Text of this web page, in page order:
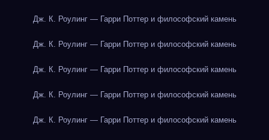
Дж. К. Роулинг — Гарри Поттер и философский камень
Дж. К. Роулинг — Гарри Поттер и философский камень
Дж. К. Роулинг — Гарри Поттер и философский камень
Дж. К. Роулинг — Гарри Поттер и философский камень
Дж. К. Роулинг — Гарри Поттер и философский камень